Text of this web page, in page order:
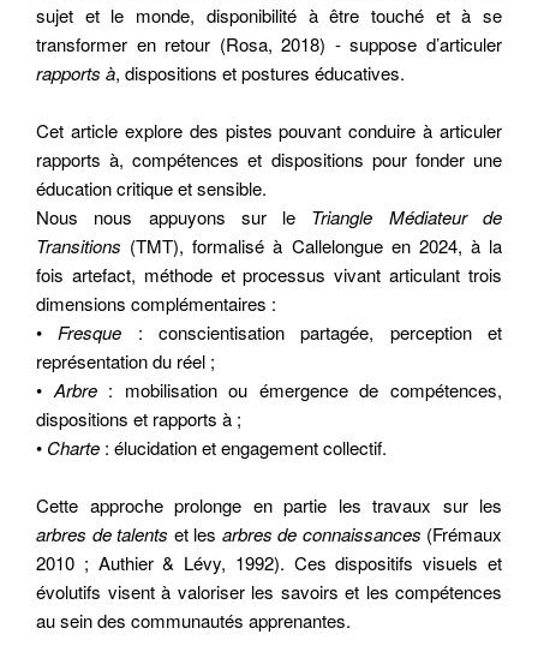
sujet et le monde, disponibilité à être touché et à se
transformer en retour (Rosa, 2018) - suppose d’articuler
rapports à, dispositions et postures éducatives.
Cet article explore des pistes pouvant conduire à articuler
rapports à, compétences et dispositions pour fonder une
éducation critique et sensible.
Nous nous appuyons sur le Triangle Médiateur de
Transitions (TMT), formalisé à Callelongue en 2024, à la
fois artefact, méthode et processus vivant articulant trois
dimensions complémentaires :
• Fresque : conscientisation partagée, perception et
représentation du réel ;
• Arbre : mobilisation ou émergence de compétences,
dispositions et rapports à ;
• Charte : élucidation et engagement collectif.
Cette approche prolonge en partie les travaux sur les
arbres de talents et les arbres de connaissances (Frémaux
2010 ; Authier & Lévy, 1992). Ces dispositifs visuels et
évolutifs visent à valoriser les savoirs et les compétences
au sein des communautés apprenantes.